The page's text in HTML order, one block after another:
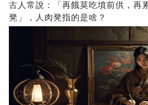
古人常說：「再餓莫吃墳前供，再
凳」，人肉凳指的是啥？